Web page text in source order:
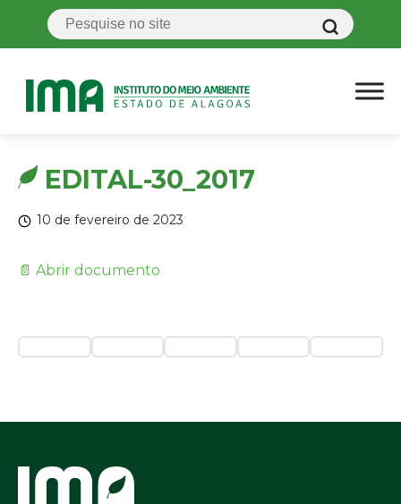
EDITAL-30_2017
10 de fevereiro de 2023
📄 Abrir documento